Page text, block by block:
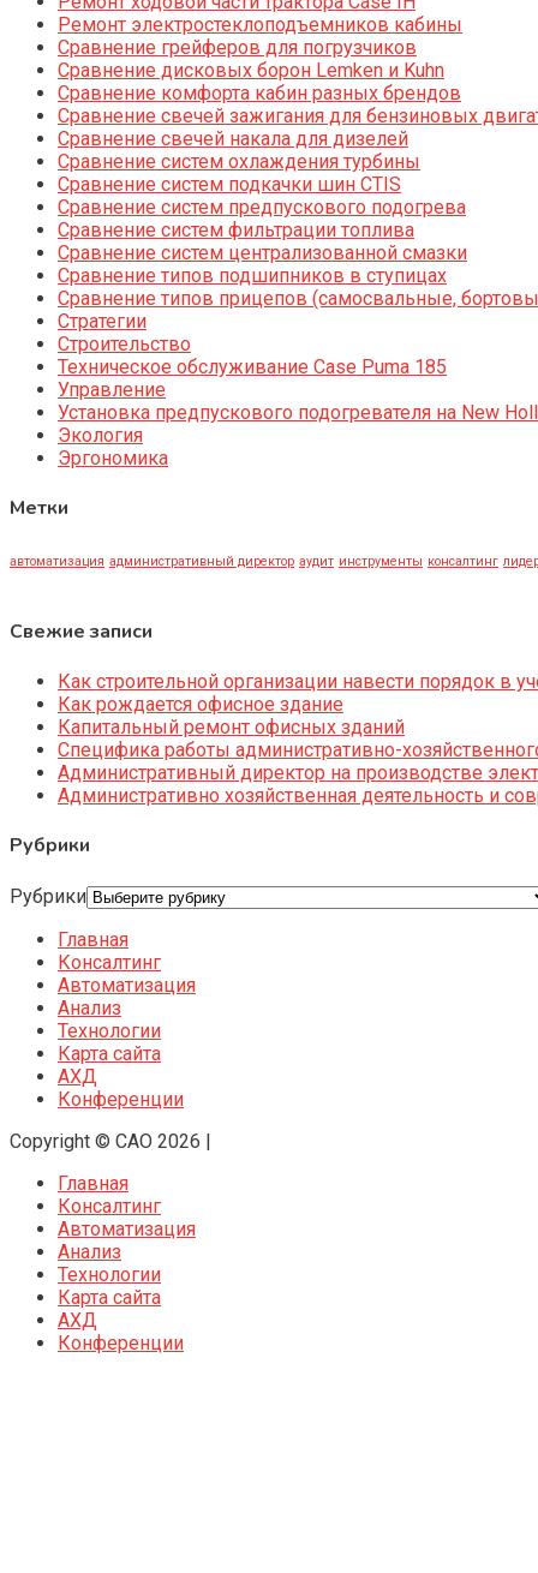
Ремонт электростеклоподъемников кабины
Сравнение грейферов для погрузчиков
Сравнение дисковых борон Lemken и Kuhn
Сравнение комфорта кабин разных брендов
Сравнение свечей зажигания для бензиновых
Сравнение свечей накала для дизелей
Сравнение систем охлаждения турбины
Сравнение систем подкачки шин CTIS
Сравнение систем предпускового подогрева
Сравнение систем фильтрации топлива
Сравнение систем централизованной смазки
Сравнение типов подшипников в ступицах
Сравнение типов прицепов (самосвальные,
Стратегии
Строительство
Техническое обслуживание Case Puma 185
Управление
Установка предпускового подогревателя на New
Экология
Эргономика
Метки
автоматизация административный директор аудит инструменты консалтинг
Свежие записи
Как строительной организации навести порядок в
Как рождается офисное здание
Капитальный ремонт офисных зданий
Специфика работы административно-
Административный директор на производстве
Административно хозяйственная деятельность и
Рубрики
Рубрики
Главная
Консалтинг
Автоматизация
Анализ
Технологии
Карта сайта
АХД
Конференции
Copyright © CAO 2026 |
Главная
Консалтинг
Автоматизация
Анализ
Технологии
Карта сайта
АХД
Конференции